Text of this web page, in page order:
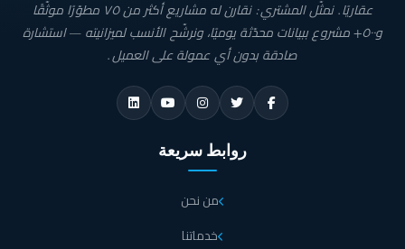
عقاريًا. نمثّل المشتري: نقارن له مشاريع أكثر من ٧٥ مطوّرًا موثّقًا
و٥٠٠+ مشروع ببيانات محدّثة يوميًا، ونرشّح الأنسب لميزانيته — استشارة
صادقة بدون أي عمولة على العميل.
روابط سريعة
من نحن
خدماتنا